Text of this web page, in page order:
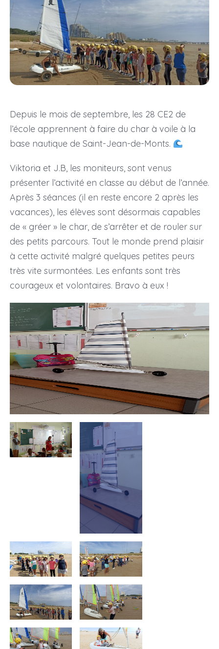
Depuis le mois de septembre, les 28 CE2 de
l’école apprennent à faire du char à voile à la
base nautique de Saint-Jean-de-Monts.
Viktoria et J.B, les moniteurs, sont venus
présenter l’activité en classe au début de l’année.
Après 3 séances (il en reste encore 2 après les
vacances), les élèves sont désormais capables
de « gréer » le char, de s’arrêter et de rouler sur
des petits parcours. Tout le monde prend plaisir
à cette activité malgré quelques petites peurs
très vite surmontées. Les enfants sont très
courageux et volontaires. Bravo à eux !